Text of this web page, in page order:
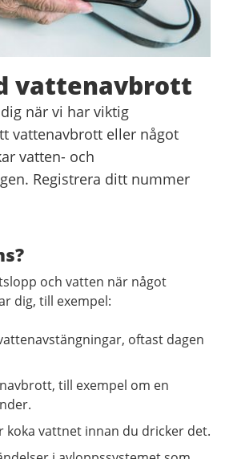
vattenavbrott
när vi har viktig
vattenavbrott eller något
vatten- och
Registrera ditt nummer
och vatten när något
dig, till exempel:
oftast dagen
till exempel om en
koka vattnet innan du dricker det.